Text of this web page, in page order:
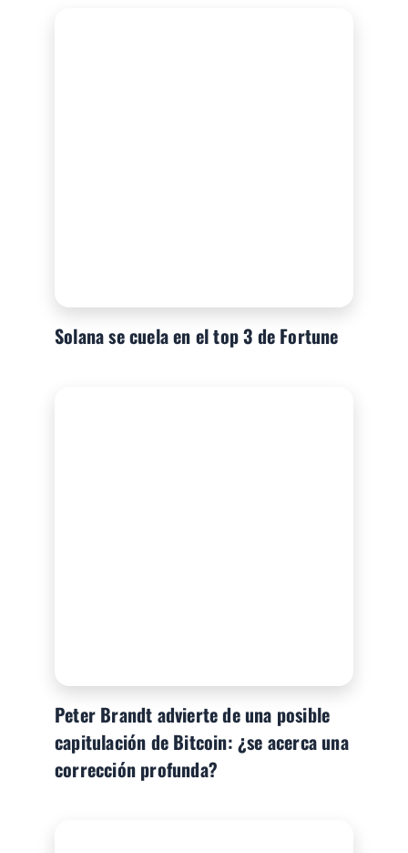
Solana se cuela en el top 3 de Fortune
Peter Brandt advierte de una posible
capitulación de Bitcoin: ¿se acerca una
corrección profunda?